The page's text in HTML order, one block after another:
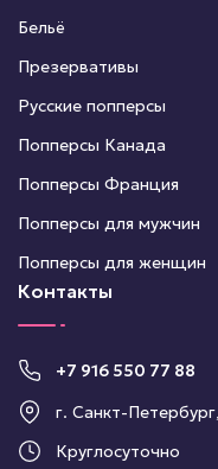
Бельё
Презервативы
Русские попперсы
Попперсы Канада
Попперсы Франция
Попперсы для мужчин
Попперсы для женщин
Контакты
+7 916 550 77 88
г. Санкт-
Круглосуточно